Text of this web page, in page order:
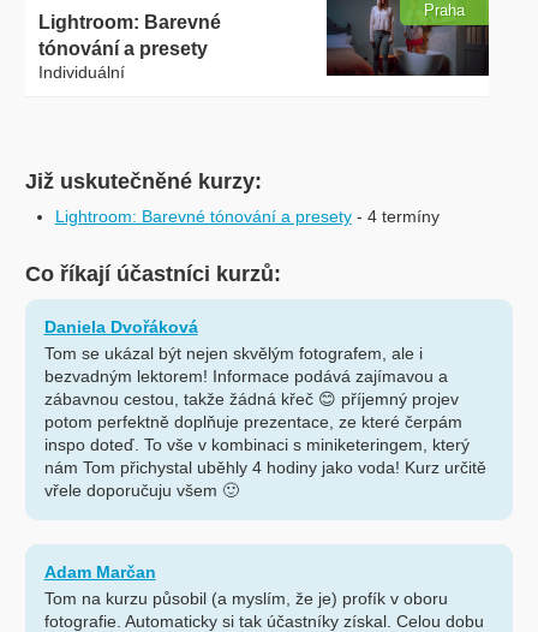
Lightroom: Barevné
tónování a presety
Individuální
Praha
Již uskutečněné kurzy:
Lightroom: Barevné tónování a presety - 4 termíny
Co říkají účastníci kurzů:
Daniela Dvořáková
Tom se ukázal být nejen skvělým fotografem, ale i
bezvadným lektorem! Informace podává zajímavou a
zábavnou cestou, takže žádná křeč 😊 příjemný projev
potom perfektně doplňuje prezentace, ze které čerpám
inspo doteď. To vše v kombinaci s miniketeringem, který
nám Tom přichystal uběhly 4 hodiny jako voda! Kurz určitě
vřele doporučuju všem 🙂
Adam Marčan
Tom na kurzu působil (a myslím, že je) profík v oboru
fotografie. Automaticky si tak účastníky získal. Celou dobu